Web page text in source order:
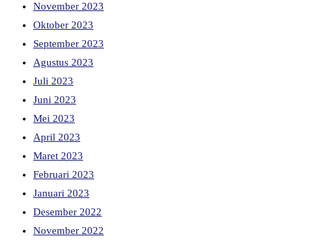
November 2023
Oktober 2023
September 2023
Agustus 2023
Juli 2023
Juni 2023
Mei 2023
April 2023
Maret 2023
Februari 2023
Januari 2023
Desember 2022
November 2022